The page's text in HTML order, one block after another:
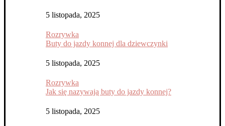
5 listopada, 2025
Rozrywka
Buty do jazdy konnej dla dziewczynki
5 listopada, 2025
Rozrywka
Jak się nazywają buty do jazdy konnej?
5 listopada, 2025